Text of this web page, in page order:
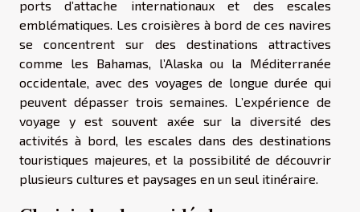
ports d’attache internationaux et des escales
emblématiques. Les croisières à bord de ces navires
se concentrent sur des destinations attractives
comme les Bahamas, l’Alaska ou la Méditerranée
occidentale, avec des voyages de longue durée qui
peuvent dépasser trois semaines. L’expérience de
voyage y est souvent axée sur la diversité des
activités à bord, les escales dans des destinations
touristiques majeures, et la possibilité de découvrir
plusieurs cultures et paysages en un seul itinéraire.